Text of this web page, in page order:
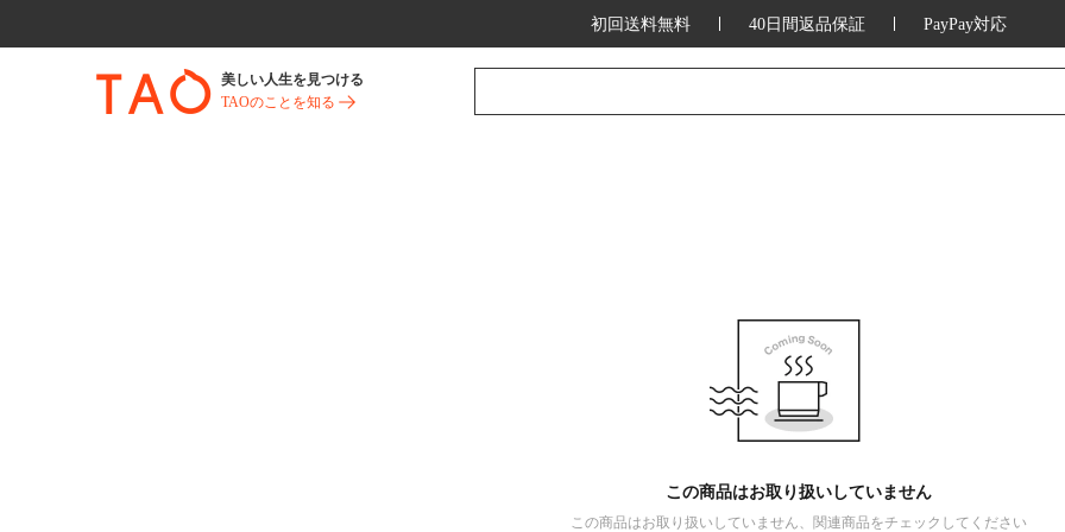
初回送料無料 40日間返品保証 PayPay対応
美しい人生を見つける
TAOのことを知る
この商品はお取り扱いしていません
この商品はお取り扱いしていません、関連商品をチェックしてください